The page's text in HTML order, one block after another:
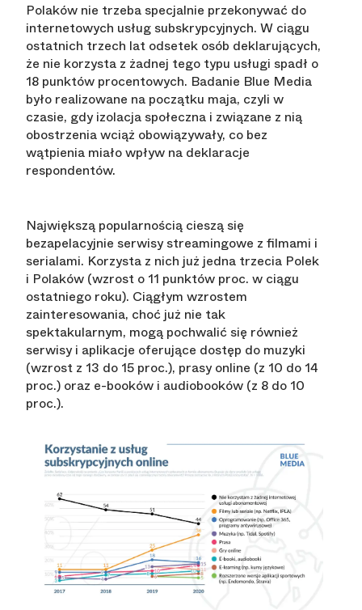
Polaków nie trzeba specjalnie przekonywać do
internetowych usług subskrypcyjnych. W ciągu
ostatnich trzech lat odsetek osób deklarujących,
że nie korzysta z żadnej tego typu usługi spadł o
18 punktów procentowych. Badanie Blue Media
było realizowane na początku maja, czyli w
czasie, gdy izolacja społeczna i związane z nią
obostrzenia wciąż obowiązywały, co bez
wątpienia miało wpływ na deklaracje
respondentów.
Największą popularnością cieszą się
bezapelacyjnie serwisy streamingowe z filmami i
serialami. Korzysta z nich już jedna trzecia Polek
i Polaków (wzrost o 11 punktów proc. w ciągu
ostatniego roku). Ciągłym wzrostem
zainteresowania, choć już nie tak
spektakularnym, mogą pochwalić się również
serwisy i aplikacje oferujące dostęp do muzyki
(wzrost z 13 do 15 proc.), prasy online (z 10 do 14
proc.) oraz e-booków i audiobooków (z 8 do 10
proc.).